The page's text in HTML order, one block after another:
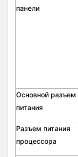
панели
Основной разъем
питания
Разъем питания
процессора